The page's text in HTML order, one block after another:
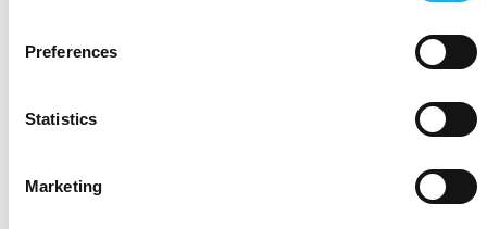
Preferences
Statistics
Marketing